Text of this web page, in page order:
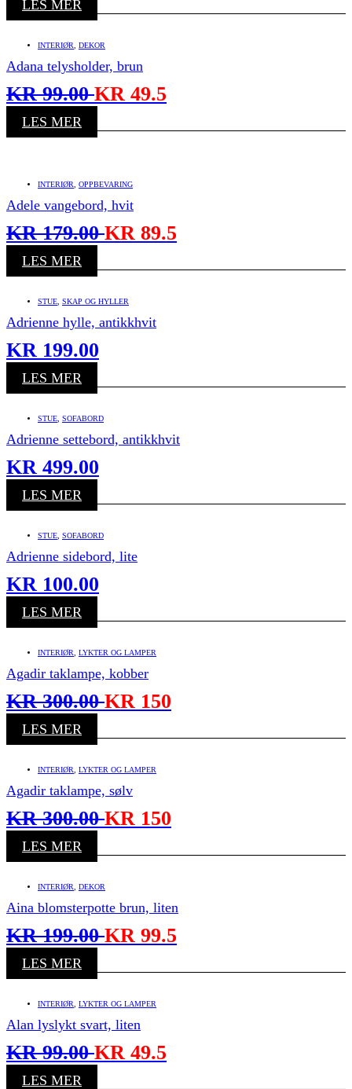
LES MER
INTERIØR DEKOR
Adana telysholder, brun
KR99.00KR 49.5
LES MER
INTERIØR OPPBEVARING
Adele vangebord, hvit
KR179.00KR 89.5
LES MER
STUE SKAP OG HYLLER
Adrienne hylle, antikkhvit
KR 199.00
LES MER
STUE SOFABORD
Adrienne settebord, antikkhvit
KR 499.00
LES MER
STUE SOFABORD
Adrienne sidebord, lite
KR 100.00
LES MER
INTERIØR LYKTER OG LAMPER
Agadir taklampe, kobber
KR300.00KR 150
LES MER
INTERIØR LYKTER OG LAMPER
Agadir taklampe, sølv
KR300.00KR 150
LES MER
INTERIØR DEKOR
Aina blomsterpotte brun, liten
KR199.00KR 99.5
LES MER
INTERIØR LYKTER OG LAMPER
Alan lyslykt svart, liten
KR99.00KR 49.5
LES MER